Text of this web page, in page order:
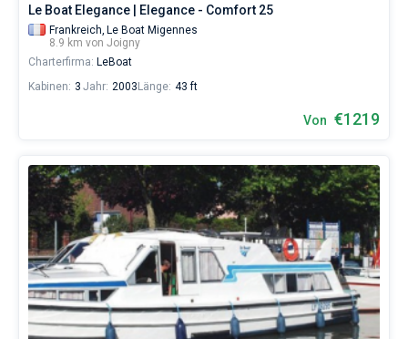
Le Boat Elegance | Elegance - Comfort 25
Frankreich, Le Boat Migennes
8.9 km von Joigny
Charterfirma: LeBoat
Kabinen: 3 Jahr: 2003 Länge: 43 ft
Von €1219